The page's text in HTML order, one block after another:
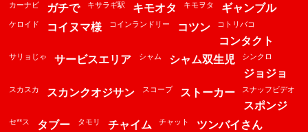
カーナビ ガチで キサラギ駅 キモオタ キモヲタ ギャンブル
ケロイド コイヌマ様 コインランドリー コツン コトリバコ
コンタクト
サリョじゃ サービスエリア シャム シャム双生児 シンクロ
ジョジョ
スカスカ スカンクオジサン スコープ ストーカー スナッフビデオ
スポンジ
セ**ス タブー タモリ チャイム チャット ツンバイさん